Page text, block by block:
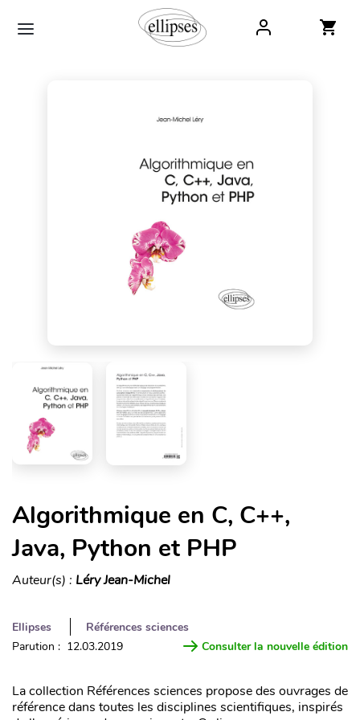
Algorithmique en C, C++,
Java, Python et PHP
Auteur(s) : Léry Jean-Michel
Ellipses
Références sciences
Parution : 12.03.2019
Consulter la nouvelle édition
La collection Références sciences propose des ouvrages de
référence dans toutes les disciplines scientifiques, inspirés